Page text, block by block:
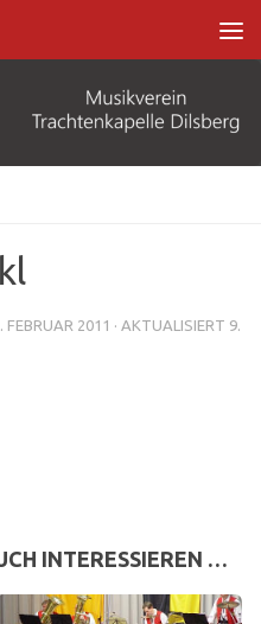
FEBRUAR 2011 · AKTUALISIERT 9.
INTERESSIEREN …